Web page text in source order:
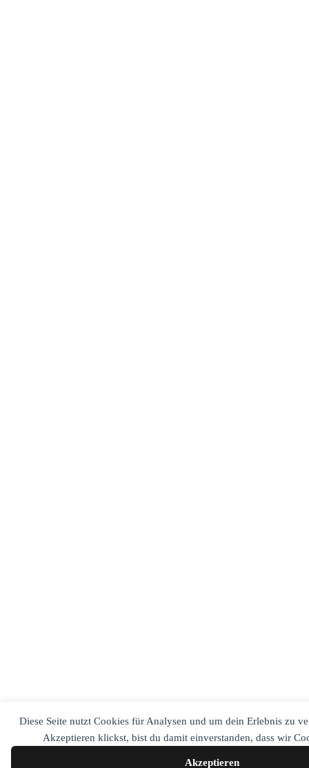
Diese Seite nutzt Cookies für Analysen und um dein Erlebnis zu
Akzeptieren klickst, bist du damit einverstanden, dass wir
Akzeptieren